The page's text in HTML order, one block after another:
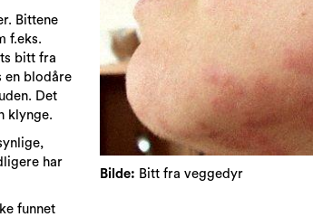
Bittene
f.eks.
bitt fra
en blodåre
Det
klynge.
har
funnet
Bilde: Bitt fra veggedyr